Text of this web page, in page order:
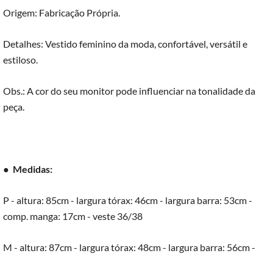
Origem: Fabricação Própria.
Detalhes: Vestido feminino da moda, confortável, versátil e
estiloso.
Obs.: A cor do seu monitor pode influenciar na tonalidade da
peça.
● Medidas:
P - altura: 85cm - largura tórax: 46cm - largura barra: 53cm -
comp. manga: 17cm - veste 36/38
M - altura: 87cm - largura tórax: 48cm - largura barra: 56cm -